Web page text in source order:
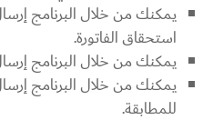
يمكنك من خلال البرنامج
استحقاق الفاتورة.
يمكنك من خلال البرنامج
يمكنك من خلال البرنامج
للمطابقة.